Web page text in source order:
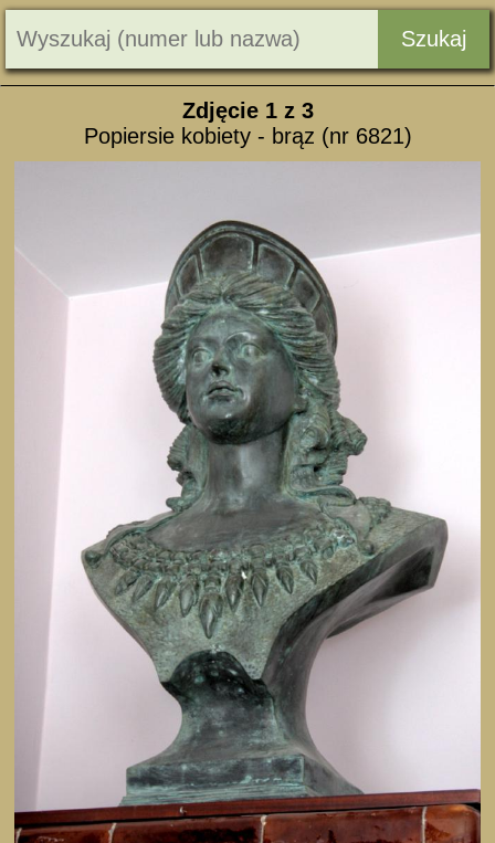
Szukaj
Zdjęcie 1z 3
Popiersie kobiety - brąz (nr 6821)